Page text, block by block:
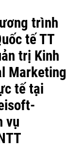
trình
tế TT
trị Kinh
Marketing
tế tại
vụ